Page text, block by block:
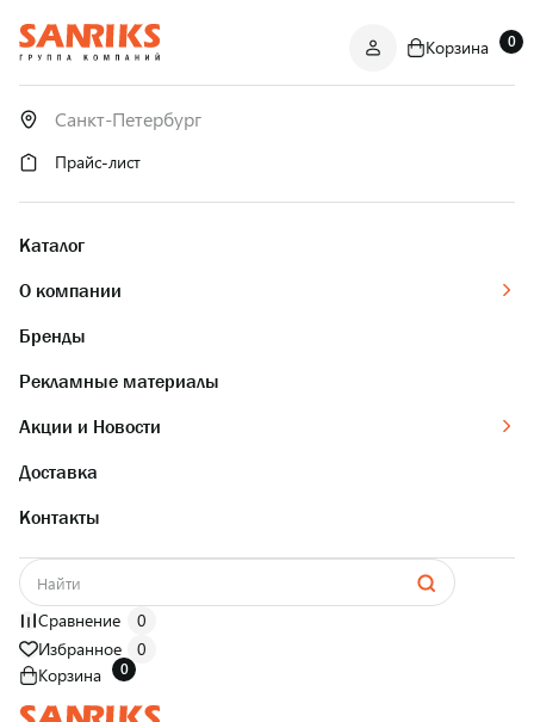
ОПТОМ
И В РОЗНИЦУ
Корзина 0
Прайс-лист
Каталог
О компании
Бренды
Рекламные материалы
Акции и Новости
Доставка
Контакты
Сравнение
0
Избранное
0
Корзина
0